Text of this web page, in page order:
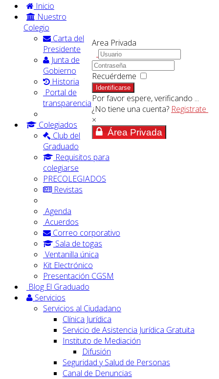
Area Privada
Recuérdeme
Identificarse
Por favor espere, verificando ...
¿No tiene una cuenta? Registrate
×
Área Privada
Inicio
Nuestro
Colegio
Carta del
Presidente
Junta de
Gobierno
Historia
Portal de
transparencia
Colegiados
Club del
Graduado
Requisitos para
colegiarse
PRECOLEGIADOS
Revistas
Agenda
Acuerdos
Correo corporativo
Sala de togas
Ventanilla única
Kit Electrónico
Presentación CGSM
Blog El Graduado
Servicios
Servicios al Ciudadano
Clínica Jurídica
Servicio de Asistencia Jurídica Gratuita
Instituto de Mediación
Difusión
Seguridad y Salud de Personas
Canal de Denuncias